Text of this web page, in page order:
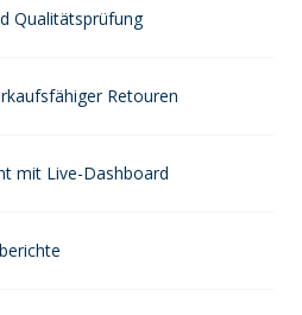
Qualitätsprüfung
Retouren
mit Live-Dashboard